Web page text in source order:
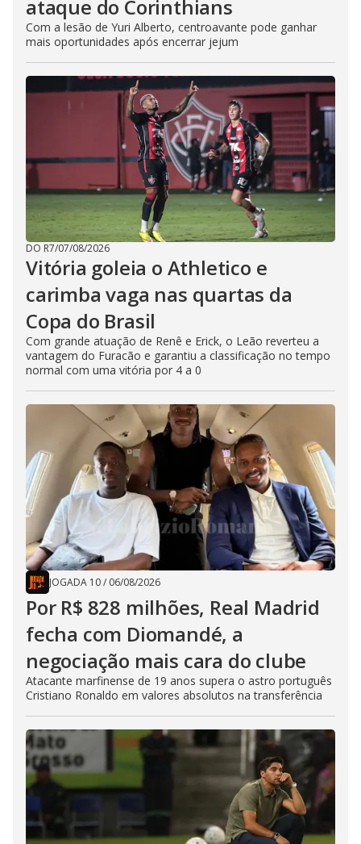
ataque do Corinthians
Com a lesão de Yuri Alberto, centroavante pode ganhar
mais oportunidades após encerrar jejum
DO R7/07/08/2026
Vitória goleia o Athletico e
carimba vaga nas quartas da
Copa do Brasil
Com grande atuação de Renê e Erick, o Leão reverteu a
vantagem do Furacão e garantiu a classificação no tempo
normal com uma vitória por 4 a 0
JOGADA 10/ 06/08/2026
Por R$ 828 milhões, Real Madrid
fecha com Diomandé, a
negociação mais cara do clube
Atacante marfinense de 19 anos supera o astro português
Cristiano Ronaldo em valores absolutos na transferência